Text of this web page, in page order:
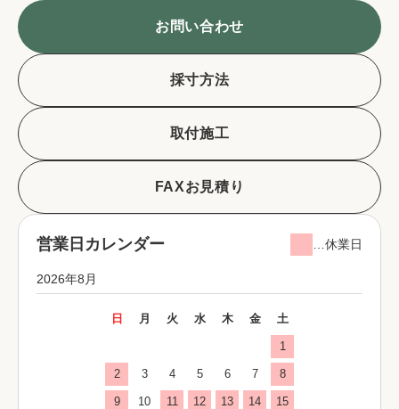
お問い合わせ
採寸方法
取付施工
FAXお見積り
営業日カレンダー …休業日
2026年8月
日 月 火 水 木 金 土
1
2 3 4 5 6 7 8
9 10 11 12 13 14 15